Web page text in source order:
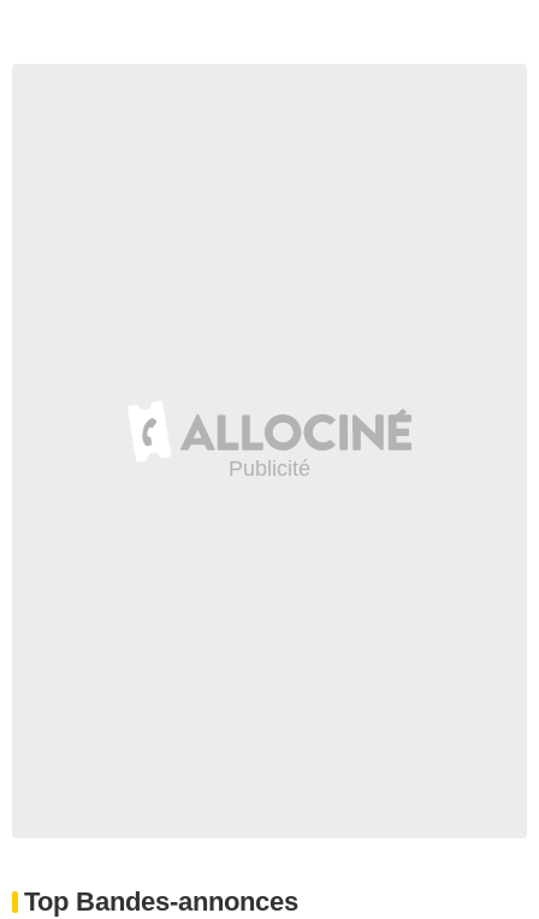
Top Bandes-annonces